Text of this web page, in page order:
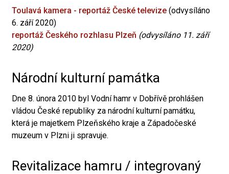
Toulavá kamera - reportáž České televize (odvysíláno
6. září 2020)
reportáž Českého rozhlasu Plzeň (odvysíláno 11. září
2020)
Národní kulturní památka
Dne 8. února 2010 byl Vodní hamr v Dobřívě prohlášen
vládou České republiky za národní kulturní památku,
která je majetkem Plzeňského kraje a Západočeské
muzeum v Plzni ji spravuje.
Revitalizace hamru / integrovaný